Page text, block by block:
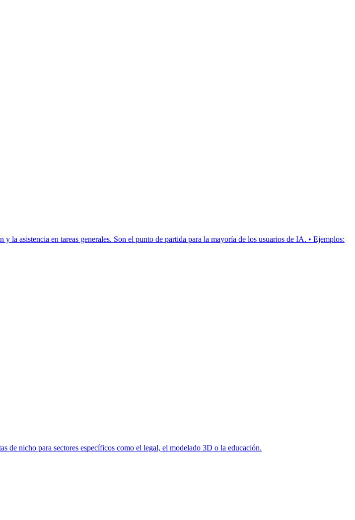
la asistencia en tareas generales. Son el punto de partida para la mayoría de los usuarios de IA. • Ejemplos:
de nicho para sectores específicos como el legal, el modelado 3D o la educación.